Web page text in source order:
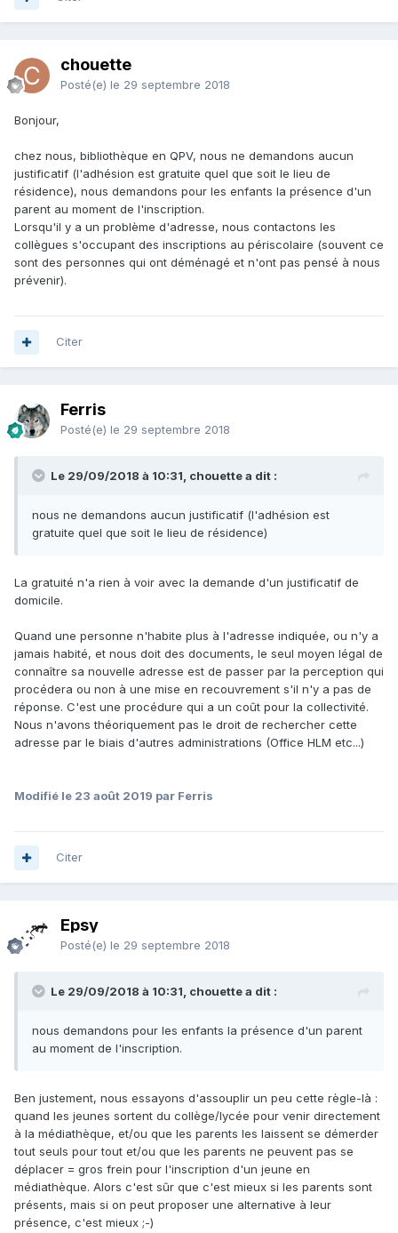
chouette
Posté(e) le 29 septembre 2018
Bonjour,
chez nous, bibliothèque en QPV, nous ne demandons aucun
justificatif (l'adhésion est gratuite quel que soit le lieu de
résidence), nous demandons pour les enfants la présence d'un
parent au moment de l'inscription.
Lorsqu'il y a un problème d'adresse, nous contactons les
collègues s'occupant des inscriptions au périscolaire (souvent ce
sont des personnes qui ont déménagé et n'ont pas pensé à nous
prévenir).
Citer
Ferris
Posté(e) le 29 septembre 2018
Le 29/09/2018 à 10:31, chouette a dit :
nous ne demandons aucun justificatif (l'adhésion est
gratuite quel que soit le lieu de résidence)
La gratuité n'a rien à voir avec la demande d'un justificatif de
domicile.
Quand une personne n'habite plus à l'adresse indiquée, ou n'y a
jamais habité, et nous doit des documents, le seul moyen légal de
connaître sa nouvelle adresse est de passer par la perception qui
procédera ou non à une mise en recouvrement s'il n'y a pas de
réponse. C'est une procédure qui a un coût pour la collectivité.
Nous n'avons théoriquement pas le droit de rechercher cette
adresse par le biais d'autres administrations (Office HLM etc...)
Modifié le 23 août 2019 par Ferris
Citer
Epsy
Posté(e) le 29 septembre 2018
Le 29/09/2018 à 10:31, chouette a dit :
nous demandons pour les enfants la présence d'un parent
au moment de l'inscription.
Ben justement, nous essayons d'assouplir un peu cette règle-là :
quand les jeunes sortent du collège/lycée pour venir directement
à la médiathèque, et/ou que les parents les laissent se démerder
tout seuls pour tout et/ou que les parents ne peuvent pas se
déplacer = gros frein pour l'inscription d'un jeune en
médiathèque. Alors c'est sûr que c'est mieux si les parents sont
présents, mais si on peut proposer une alternative à leur
présence, c'est mieux ;-)